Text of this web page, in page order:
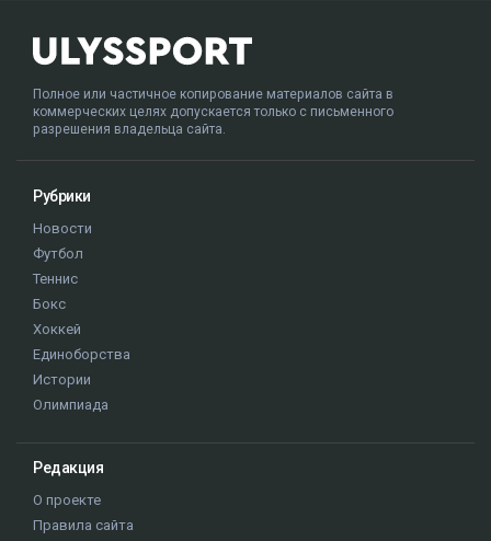
Полное или частичное копирование материалов сайта в
коммерческих целях допускается только с письменного
разрешения владельца сайта.
Рубрики
Новости
Футбол
Теннис
Бокс
Хоккей
Единоборства
Истории
Олимпиада
Редакция
О проекте
Правила сайта